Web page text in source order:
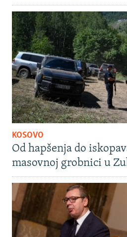
KOSOVO
Od hapšenja do
masovnoj grobnici u